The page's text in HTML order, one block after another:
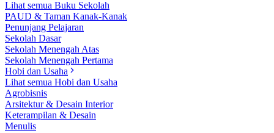
Lihat semua Buku Sekolah
PAUD & Taman Kanak-Kanak
Penunjang Pelajaran
Sekolah Dasar
Sekolah Menengah Atas
Sekolah Menengah Pertama
Hobi dan Usaha
Lihat semua Hobi dan Usaha
Agrobisnis
Arsitektur & Desain Interior
Keterampilan & Desain
Menulis